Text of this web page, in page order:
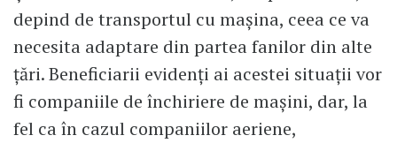
depind de transportul cu mașina, ceea ce va
necesita adaptare din partea fanilor din alte
țări. Beneficiarii evidenți ai acestei situații vor
fi companiile de închiriere de mașini, dar, la
fel ca în cazul companiilor aeriene,